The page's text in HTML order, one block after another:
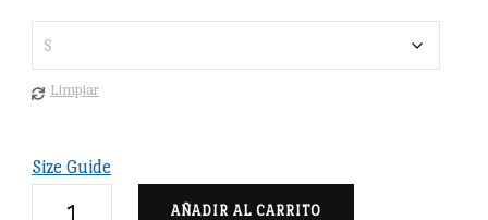
Limpiar
Size Guide
AÑADIR AL CARRITO